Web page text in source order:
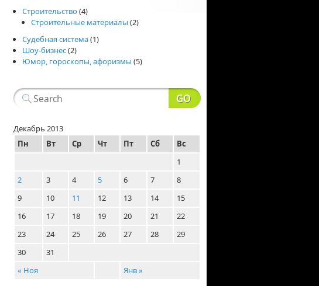
Строительство(4)
Строительные материалы (2)
Судебная система(1)
Шоу-бизнес(2)
Юмор, гороскопы, афоризмы (5)
Декабрь 2013
Пн
Вт Ср Чт Пт Сб Вс
« Ноя Янв »
1
2
3 4 5 6 7
8
9
10 11 12 13 14
15
16
17 18 19 20 21
22
23
24 25 26 27 28
29
30
31